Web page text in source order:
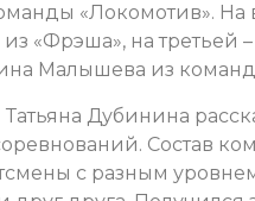
«Локомотив». На
«Фрэша», на третьей
Малышева из
Дубинина
Состав
с разным